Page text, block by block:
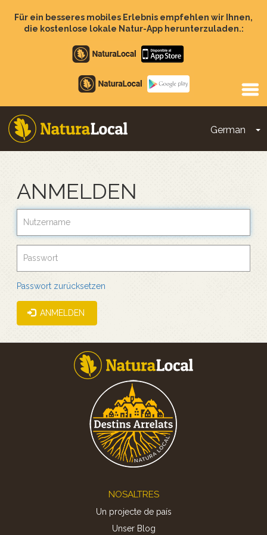
zumFür ein besseres mobiles Erlebnis empfehlen wir Ihnen,
die kostenlose lokale Natur-App herunterzuladen.:
Apple
store
Google
Play
German
Main
ANMELDEN
Passwort zurücksetzen
ANMELDEN
NOSALTRES
Un projecte de país
Unser Blog